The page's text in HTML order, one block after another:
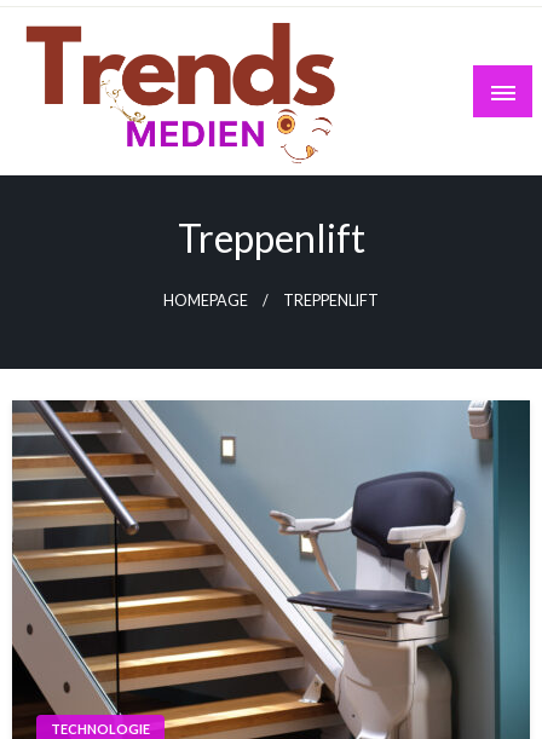
Skip
Treppenlift
HOMEPAGE TREPPENLIFT
TECHNOLOGIE